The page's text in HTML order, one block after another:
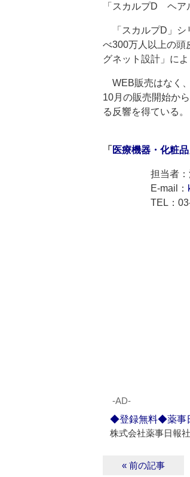
「スカルプD ヘア
「スカルプD」シ
べ300万人以上の頭
グネット設計」によ
WEB販売はなく
10月の販売開始か
る反響を得ている。
「 医療機器・化粧品
担当者：
E-mail：
TEL：03-
‐AD‐
◆登録無料◆薬事
株式会社薬事日報社
« 前の記事